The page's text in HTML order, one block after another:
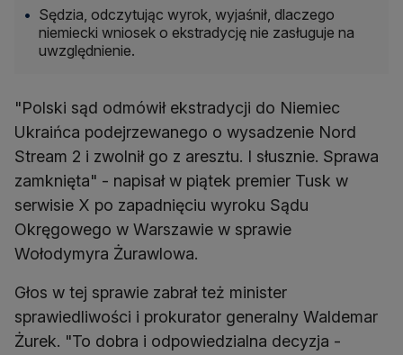
Sędzia, odczytując wyrok, wyjaśnił, dlaczego
niemiecki wniosek o ekstradycję nie zasługuje na
uwzględnienie.
"Polski sąd odmówił ekstradycji do Niemiec
Ukraińca podejrzewanego o wysadzenie Nord
Stream 2 i zwolnił go z aresztu. I słusznie. Sprawa
zamknięta" - napisał w piątek premier Tusk w
serwisie X po zapadnięciu wyroku Sądu
Okręgowego w Warszawie w sprawie
Wołodymyra Żurawlowa.
Głos w tej sprawie zabrał też minister
sprawiedliwości i prokurator generalny Waldemar
Żurek. "To dobra i odpowiedzialna decyzja -